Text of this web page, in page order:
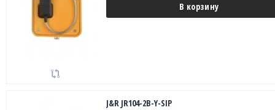
В корзину
J&R JR104-2B-Y-SIP